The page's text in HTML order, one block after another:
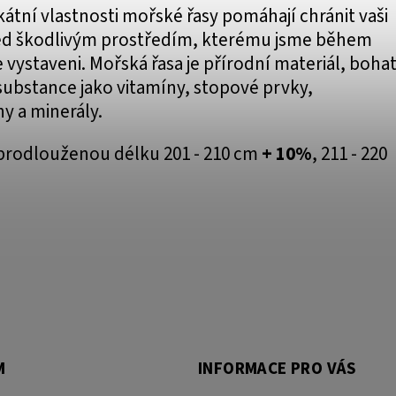
vlastnosti mořské řasy pomáhají chránit vaši
škodlivým prostředím, kterému jsme během
vystaveni. Mořská řasa je přírodní materiál,
jako vitamíny, stopové prvky,
a minerály.
délku 201 - 210 cm + 10%, 211 - 220
INFORMACE PRO VÁS